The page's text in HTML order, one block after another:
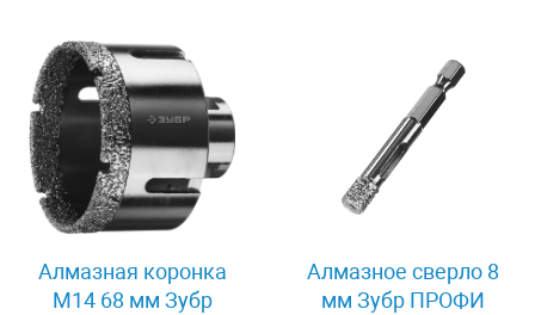
Алмазная коронка
М14 68 мм Зубр
Алмазное сверло 8
мм Зубр ПРОФИ